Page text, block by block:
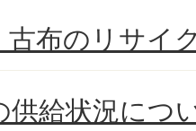
古布のリサイ
供給状況につ